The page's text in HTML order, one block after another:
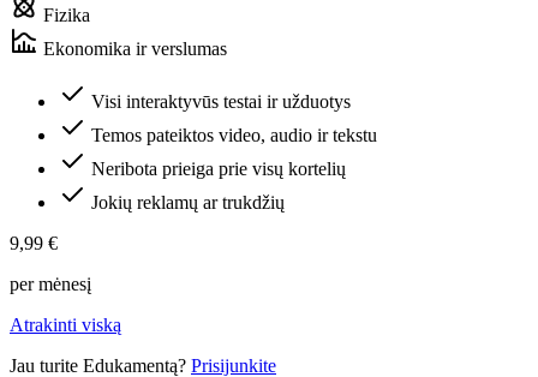
Fizika
Ekonomika ir verslumas
Visi interaktyvūs testai ir užduotys
Temos pateiktos video, audio ir tekstu
Neribota prieiga prie visų kortelių
Jokių reklamų ar trukdžių
9,99 €
per mėnesį
Atrakinti viską
Jau turite Edukamentą? Prisijunkite